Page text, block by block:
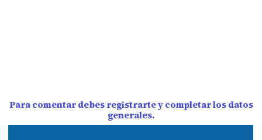
Para comentar debes registrarte y completar los datos
generales.